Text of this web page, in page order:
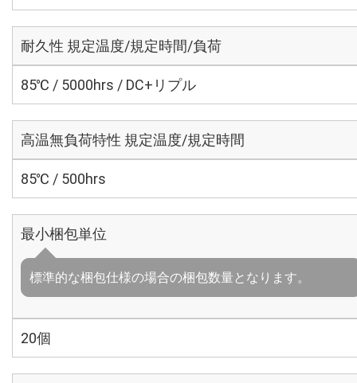
耐久性 規定温度/規定時間/負荷
85℃ / 5000hrs / DC+リプル
高温無負荷特性 規定温度/規定時間
85℃ / 500hrs
最小梱包単位
標準的な梱包仕様の場合の梱包数量となります。
20個